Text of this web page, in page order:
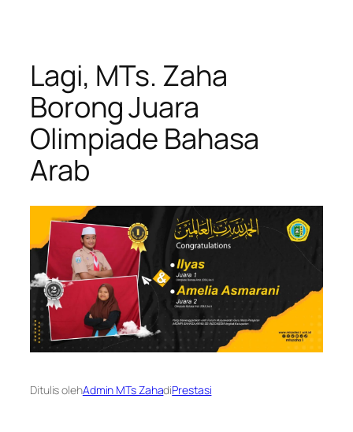
Lagi, MTs. Zaha
Borong Juara
Olimpiade Bahasa
Arab
Ditulis olehAdmin MTs ZahadiPrestasi